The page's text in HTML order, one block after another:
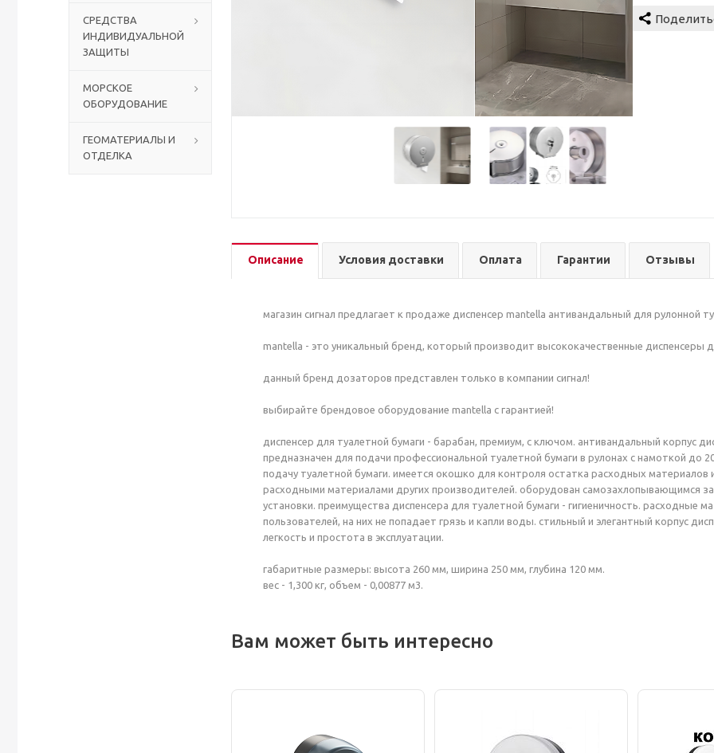
СРЕДСТВА
ИНДИВИДУАЛЬНОЙ
ЗАЩИТЫ
МОРСКОЕ
ОБОРУДОВАНИЕ
ГЕОМАТЕРИАЛЫ И
ОТДЕЛКА
Описание Условия доставки Оплата Гарантии Отзывы
магазин сигнал предлагает к продаже диспенсер mantella антивандальный для рулонной
mantella - это уникальный бренд, который производит высококачественные диспенсеры
данный бренд дозаторов представлен только в компании сигнал!
выбирайте брендовое оборудование mantella с гарантией!
диспенсер для туалетной бумаги - барабан, премиум, с ключом. антивандальный корпус
предназначен для подачи профессиональной туалетной бумаги в рулонах с намоткой до
подачу туалетной бумаги. имеется окошко для контроля остатка расходных материалов
расходными материалами других производителей. оборудован самозахлопывающимся
установки. преимущества диспенсера для туалетной бумаги - гигиеничность. расходные
пользователей, на них не попадает грязь и капли воды. стильный и элегантный корпус
легкость и простота в эксплуатации.
габаритные размеры: высота 260 мм, ширина 250 мм, глубина 120 мм.
вес - 1,300 кг, объем - 0,00877 м3.
Вам может быть интересно
Столы с лавками
Биометрические терминалы
Аккумуляторы аккумуляторные батареи для ИБП